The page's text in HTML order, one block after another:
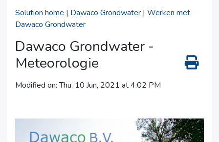
Solution home | Dawaco Grondwater | Werken met
Dawaco Grondwater
Dawaco Grondwater -
Meteorologie
Modified on: Thu, 10 Jun, 2021 at 4:02 PM